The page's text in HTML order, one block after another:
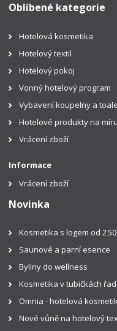
Oblíbené kategorie
Hotelová kosmetika
Hotelový textil
Hotelový pokoj
Vonný hotelový program
Vybavení koupelny a
Hotelové produkty na míru
Vrácení zboží
Informace
Vrácení zboží
Novinka
Kosmetika s logem od
Saunové a parní esence
Byliny do wellness
Kosmetika v tubičkách
Omnia - hotelová
Nové vůně na hotelový